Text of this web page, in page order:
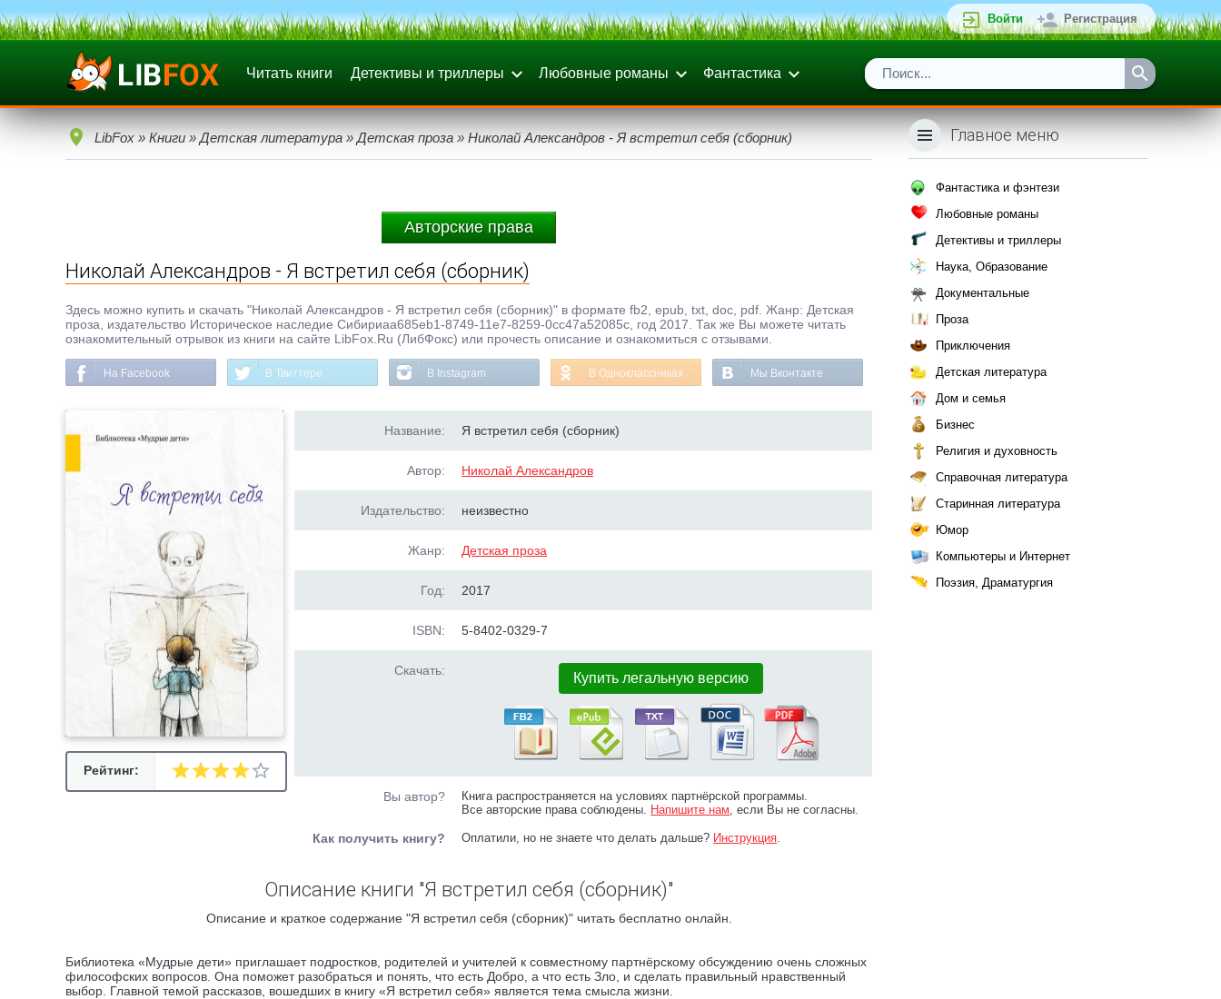
Войти Регистрация
Читать книги Детективы и триллеры Любовные романы Фантастика
LibFox » Книги » Детская литература » Детская проза » Николай Александров - Я встретил себя (сборник)
Авторские права
Николай Александров - Я встретил себя (сборник)
Здесь можно купить и скачать "Николай Александров - Я встретил себя (сборник)" в формате fb2, epub, txt, doc, pdf. Жанр: Детская
проза, издательство Историческое наследие Сибириaa685eb1-8749-11e7-8259-0cc47a52085c, год 2017. Так же Вы можете читать
ознакомительный отрывок из книги на сайте LibFox.Ru (ЛибФокс) или прочесть описание и ознакомиться с отзывами.
На Facebook В Твиттере В Instagram В Одноклассниках Мы Вконтакте
Рейтинг:
Название: Я встретил себя (сборник)
Автор: Николай Александров
Издательство: неизвестно
Жанр: Детская проза
Год: 2017
ISBN: 5-8402-0329-7
Скачать: Купить легальную версию
Вы автор?
Книга распространяется на условиях партнёрской программы.
Все авторские права соблюдены. Напишите нам, если Вы не согласны.
Как получить книгу? Оплатили, но не знаете что делать дальше? Инструкция.
Описание книги "Я встретил себя (сборник)"
Описание и краткое содержание "Я встретил себя (сборник)" читать бесплатно онлайн.
Библиотека «Мудрые дети» приглашает подростков, родителей и учителей к совместному партнёрскому обсуждению очень сложных
философских вопросов. Она поможет разобраться и понять, что есть Добро, а что есть Зло, и сделать правильный нравственный
выбор. Главной темой рассказов, вошедших в книгу «Я встретил себя» является тема смысла жизни.
Главное меню
Фантастика и фэнтези
Любовные романы
Детективы и триллеры
Наука, Образование
Документальные
Проза
Приключения
Детская литература
Дом и семья
Бизнес
Религия и духовность
Справочная литература
Старинная литература
Юмор
Компьютеры и Интернет
Поэзия, Драматургия